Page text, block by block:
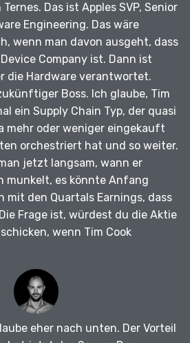
Das ist Apples SVP, Senior
Engineering. Das wäre
wenn man davon ausgeht, dass
Company ist. Dann ist
die Hardware verantwortet.
Boss. Ich glaube, Tim
ein Supply Chain Typ, der quasi
mehr oder weniger eingekauft
orchestriert hat und so weiter.
jetzt langsam, wann er
munkelt, es könnte Anfang
mit den Quartals Earnings, dass
Die Frage ist, würdest du die Aktie
wenn Tim Cook
eher nach unten. Der Vorteil